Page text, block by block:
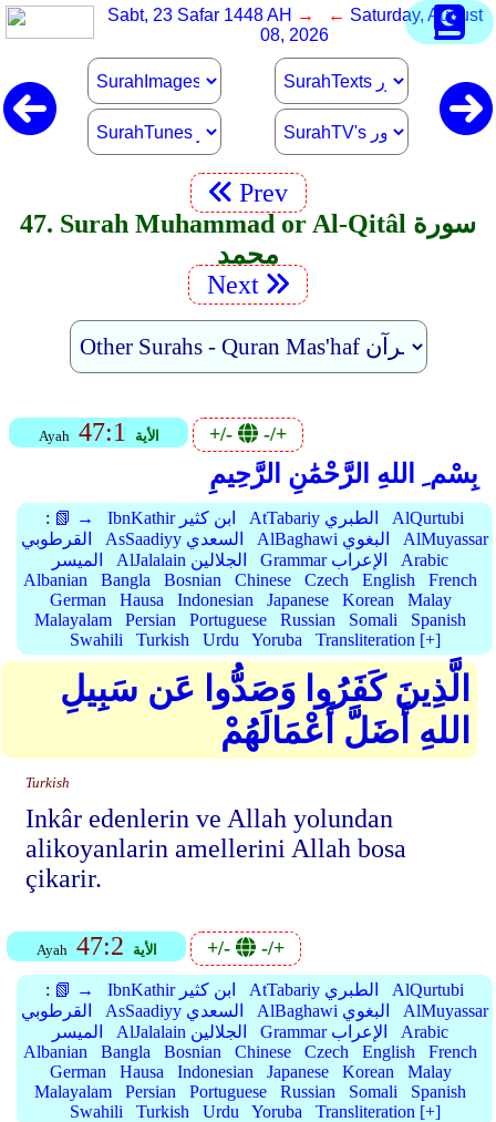
Sabt, 23 Safar 1448 AH → ← Saturday, August
08, 2026
Prev
47. Surah Muhammad or Al-Qitâl سورة
محمد
Next
Ayah 47:1 الأية +/- -/+
بِسْم ِ اللهِ الرَّحْمَٰنِ الرَّحِيمِ
: 📗 → IbnKathir ابن كثير AtTabariy الطبري
AlQurtubi
القرطوبي
AsSaadiyy السعدي AlBaghawi البغوي
AlMuyassar
الميسر
AlJalalain الجلالين Grammar الإعراب
Arabic
Albanian
Bangla Bosnian Chinese Czech English
French
German
Hausa Indonesian Japanese Korean
Malay
Malayalam
Persian Portuguese Russian Somali
Spanish
Swahili
Turkish Urdu Yoruba Transliteration [+]
الَّذِينَ كَفَرُوا وَصَدُّوا عَن سَبِيلِ
اللهِ أَضَلَّ أَعْمَالَهُمْ
Turkish
Inkâr edenlerin ve Allah yolundan
alikoyanlarin amellerini Allah bosa
çikarir.
Ayah 47:2 الأية +/- -/+
: 📗 → IbnKathir ابن كثير AtTabariy الطبري
AlQurtubi
القرطوبي
AsSaadiyy السعدي AlBaghawi البغوي
AlMuyassar
الميسر
AlJalalain الجلالين Grammar الإعراب
Arabic
Albanian
Bangla Bosnian Chinese Czech English
French
German
Hausa Indonesian Japanese Korean
Malay
Malayalam
Persian Portuguese Russian Somali
Spanish
Swahili
Turkish Urdu Yoruba Transliteration [+]